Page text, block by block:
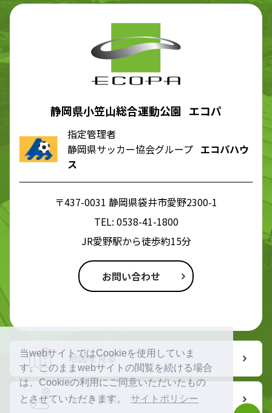
当webサイトではCookieを使用していま
す。このままwebサイトの閲覧を続ける場合
は、Cookieの利用にご同意いただいたもの
とさせていただきます。
サイトポリシー
静岡県小笠山総合運動公園 エコパ
指定管理者
静岡県サッカー協会グループ エコパハウ
ス
〒437-0031 静岡県袋井市愛野2300-1
TEL: 0538-41-1800
JR愛野駅から徒歩約15分
お問い合わせ
地図を見る
ルート検索